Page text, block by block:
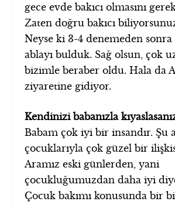
gece evde bakıcı olmasını
Zaten doğru bakıcı
Neyse ki 3-4 denemeden sonra
ablayı bulduk. Sağ olsun, çok
bizimle beraber oldu. Hala da
ziyaretine gidiyor.
Kendinizi babanızla
Babam çok iyi bir insandır. Şu
çocuklarıyla çok güzel bir
Aramız eski günlerden, yani
çocukluğumuzdan daha iyi
Çocuk bakımı konusunda bir